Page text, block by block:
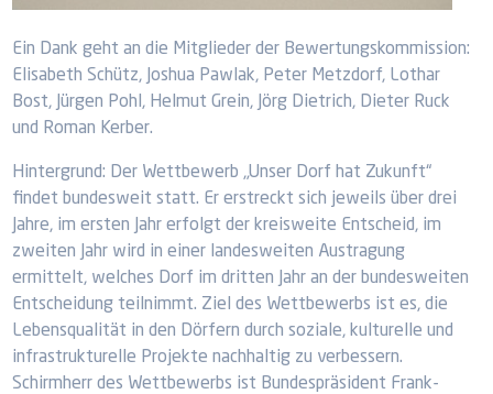
Ein Dank geht an die Mitglieder der Bewertungskommission:
Elisabeth Schütz, Joshua Pawlak, Peter Metzdorf, Lothar
Bost, Jürgen Pohl, Helmut Grein, Jörg Dietrich, Dieter Ruck
und Roman Kerber.
Hintergrund: Der Wettbewerb „Unser Dorf hat Zukunft“
findet bundesweit statt. Er erstreckt sich jeweils über drei
Jahre, im ersten Jahr erfolgt der kreisweite Entscheid, im
zweiten Jahr wird in einer landesweiten Austragung
ermittelt, welches Dorf im dritten Jahr an der bundesweiten
Entscheidung teilnimmt. Ziel des Wettbewerbs ist es, die
Lebensqualität in den Dörfern durch soziale, kulturelle und
infrastrukturelle Projekte nachhaltig zu verbessern.
Schirmherr des Wettbewerbs ist Bundespräsident Frank-